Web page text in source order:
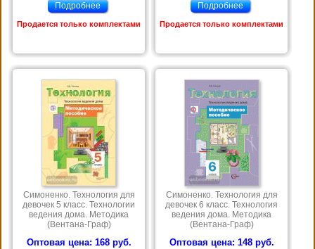
Подробнее
Продается только комплектами
Подробнее
Продается только комплектами
Симоненко. Технология для
девочек 5 класс. Технологии
ведения дома. Методика
(Вентана-Граф)
Оптовая цена: 168 руб.
Симоненко. Технология для
девочек 6 класс. Технология
ведения дома. Методика
(Вентана-Граф)
Оптовая цена: 148 руб.